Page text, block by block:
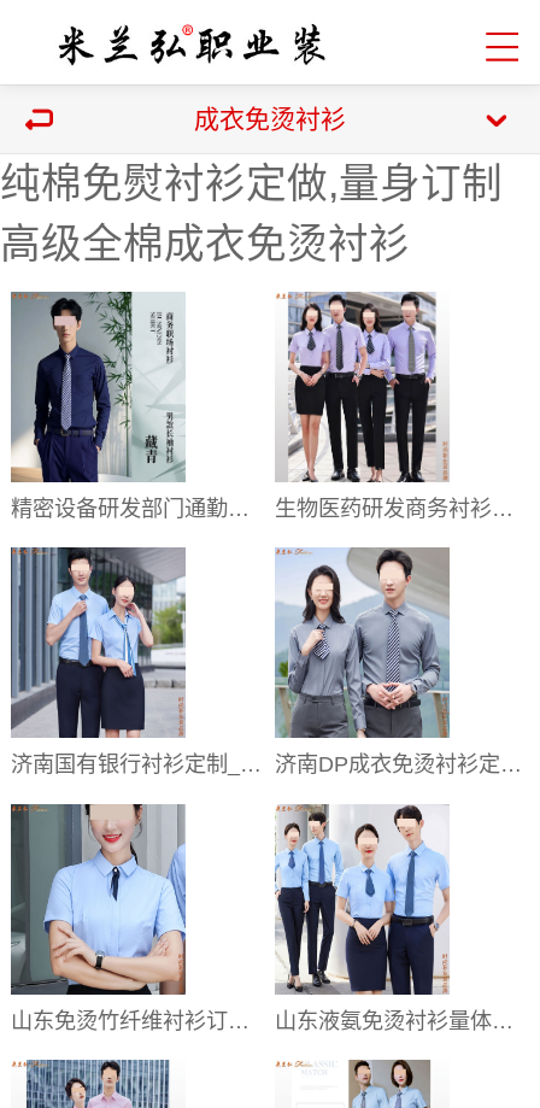
成衣免烫衬衫
纯棉免熨衬衫定做,量身订制
高级全棉成衣免烫衬衫
精密设备研发部门通勤职业装 展会接待衬衫批量定做价格 生物医药研发商务衬衫价格 办公区无尘分体工装批量订制
济南国有银行衬衫定制_银行职业工装衬衫订做_纯棉透气 济南DP成衣免烫衬衫定制公司推荐_男女商务免烫衬衣定做价格
山东免烫竹纤维衬衫订制价格-夏季透气工装衬衣厂家直销 山东液氨免烫衬衫量体订制-成衣DP处理厂家地址电话